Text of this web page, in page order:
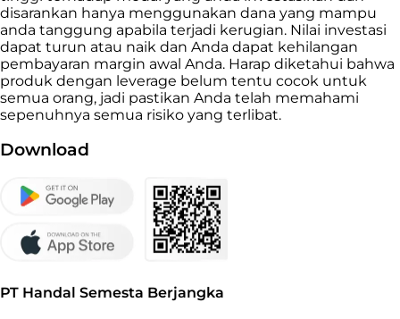
disarankan hanya menggunakan dana yang mampu
anda tanggung apabila terjadi kerugian. Nilai investasi
dapat turun atau naik dan Anda dapat kehilangan
pembayaran margin awal Anda. Harap diketahui bahwa
produk dengan leverage belum tentu cocok untuk
semua orang, jadi pastikan Anda telah memahami
sepenuhnya semua risiko yang terlibat.
Download
PT Handal Semesta Berjangka